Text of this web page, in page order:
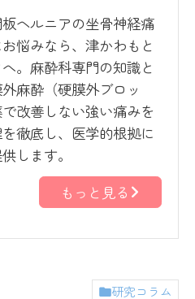
ヘルニアの坐骨神経痛
悩みなら、津かわもと
。麻酔科専門の知識と
麻酔（硬膜外ブロッ
改善しない強い痛みを
徹底し、医学的根拠に
します。
もっと見る
研究コラム